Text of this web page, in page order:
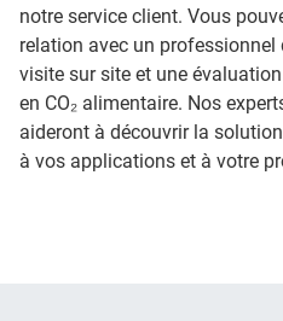
notre service client. Vous
relation avec un professionnel
visite sur site et une
en CO₂ alimentaire. Nos
aideront à découvrir la
à vos applications et à votre